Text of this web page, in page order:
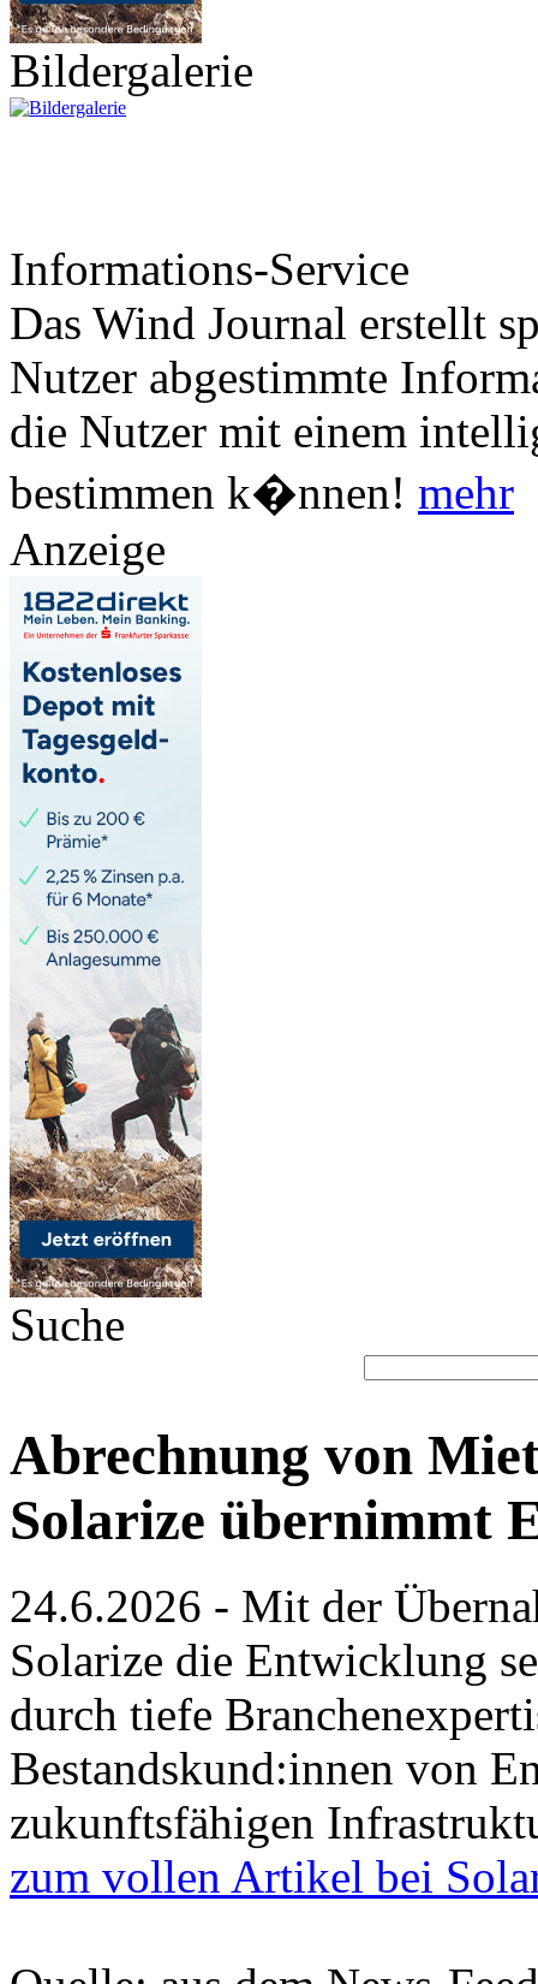
Bildergalerie
Informations-Service
Das Wind Journal erstellt
Nutzer abgestimmte
die Nutzer mit einem
bestimmen k�nnen! mehr
Anzeige
Suche
Abrechnung von
Solarize übernimmt
24.6.2026 - Mit der
Solarize die Entwicklung
durch tiefe
Bestandskund:innen von
zukunftsfähigen
zum vollen Artikel bei